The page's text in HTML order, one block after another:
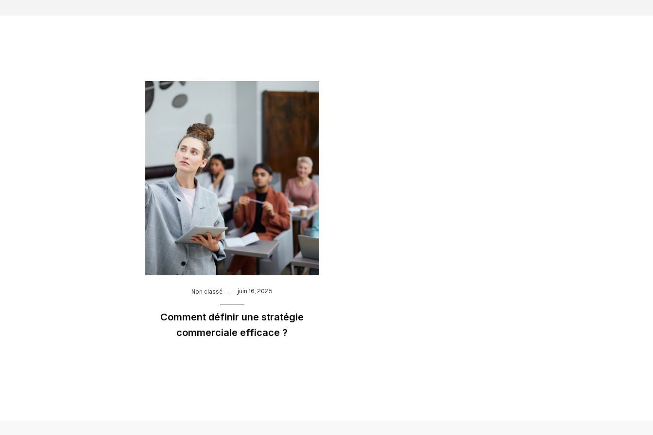
Non classé juin 16, 2025
Comment définir une stratégie
commerciale efficace ?